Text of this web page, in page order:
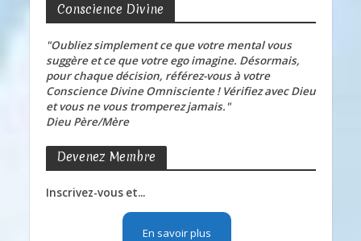
Conscience Divine
"Oubliez simplement ce que votre mental vous
suggère et ce que votre ego imagine. Désormais,
pour chaque décision, référez-vous à votre
Conscience Divine Omnisciente ! Vérifiez avec Dieu
et vous ne vous tromperez jamais."
Dieu Père/Mère
Devenez Membre
Inscrivez-vous et...
En savoir plus